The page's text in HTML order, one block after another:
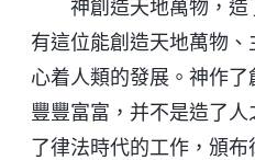
神創造天地萬物，
有這位能創造天地萬物
心着人類的發展。神作
豐豐富富，并不是造了
了律法時代的工作，頒